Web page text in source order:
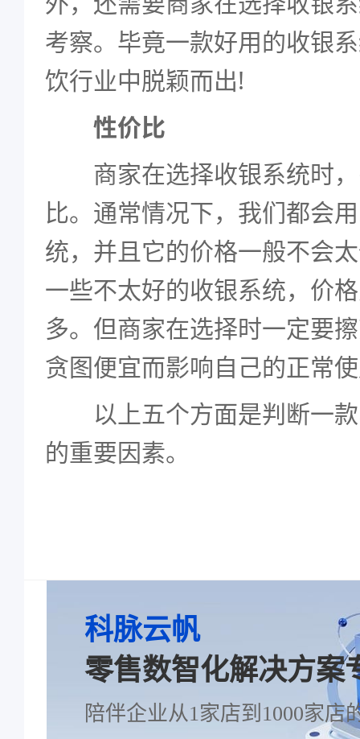
考察。毕竟一款好用的收银
饮行业中脱颖而出!
性价比
商家在选择收银系统时，
比。通常情况下，我们都会
统，并且它的价格一般不会
一些不太好的收银系统，价
多。但商家在选择时一定要
贪图便宜而影响自己的正常
以上五个方面是判断一款
的重要因素。
科脉云帆
零售数智化解决方案
陪伴企业从1家店到1000家店